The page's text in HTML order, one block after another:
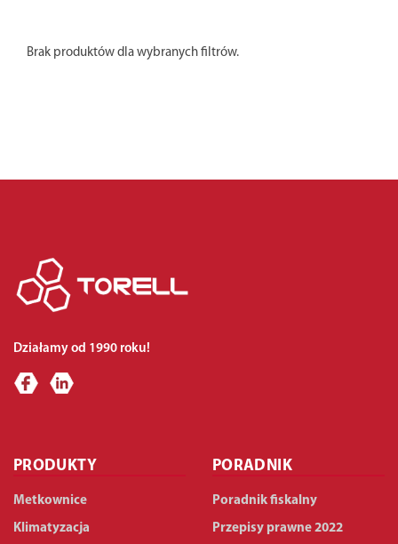
Brak produktów dla wybranych filtrów.
Działamy od 1990 roku!
PRODUKTY
Metkownice
Klimatyzacja
PORADNIK
Poradnik fiskalny
Przepisy prawne 2022